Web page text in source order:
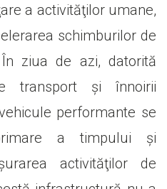
a activităţilor umane,
schimburilor de
ziua de azi, datorită
transport şi înnoirii
performante se
a timpului şi
activităţilor de